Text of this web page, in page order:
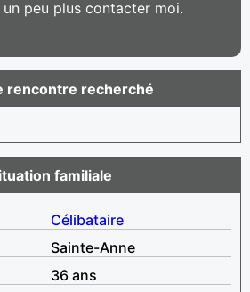
peu plus contacter moi.
rencontre recherché
familiale
Célibataire
Sainte-Anne
36 ans